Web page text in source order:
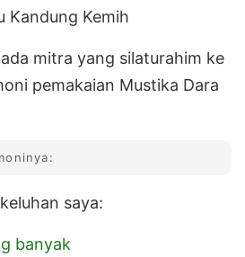
Kandung Kemih
mitra yang silaturahim ke
pemakaian Mustika Dara
saya:
banyak